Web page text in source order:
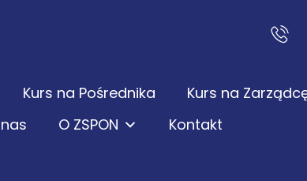
Kurs na Pośrednika Kurs na
O ZSPON Kontakt